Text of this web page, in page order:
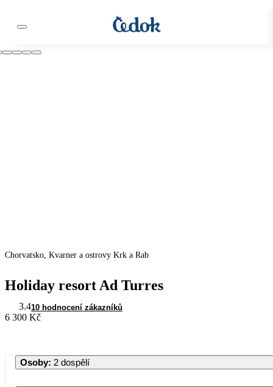
Chorvatsko, Kvarner a ostrovy Krk a Rab
Holiday resort Ad Turres
3.410 hodnocení zákazníků
6 300 Kč
Osoby: 2 dospělí